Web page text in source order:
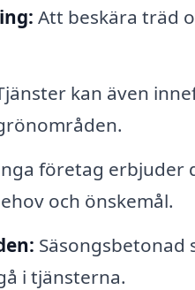
Att beskära träd
kan även
företag erbjuder
och önskemål.
i tjänsterna.